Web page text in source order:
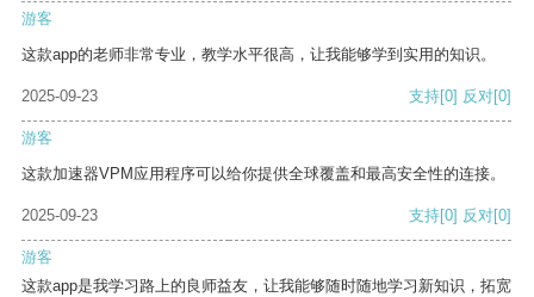
游客
这款app的老师非常专业，教学水平很高，让我能够学到实用的知识。
2025-09-23 支持[0] 反对[0]
游客
这款加速器VPM应用程序可以给你提供全球覆盖和最高安全性的连接。
2025-09-23 支持[0] 反对[0]
游客
这款app是我学习路上的良师益友，让我能够随时随地学习新知识，拓宽